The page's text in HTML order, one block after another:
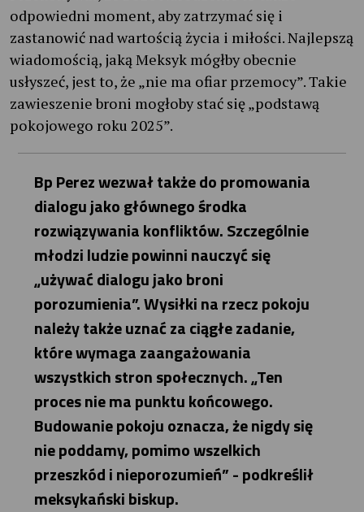
odpowiedni moment, aby zatrzymać się i
zastanowić nad wartością życia i miłości. Najlepszą
wiadomością, jaką Meksyk mógłby obecnie
usłyszeć, jest to, że „nie ma ofiar przemocy”. Takie
zawieszenie broni mogłoby stać się „podstawą
pokojowego roku 2025”.
Bp Perez wezwał także do promowania
dialogu jako głównego środka
rozwiązywania konfliktów. Szczególnie
młodzi ludzie powinni nauczyć się
„używać dialogu jako broni
porozumienia”. Wysiłki na rzecz pokoju
należy także uznać za ciągłe zadanie,
które wymaga zaangażowania
wszystkich stron społecznych. „Ten
proces nie ma punktu końcowego.
Budowanie pokoju oznacza, że nigdy się
nie poddamy, pomimo wszelkich
przeszkód i nieporozumień” - podkreślił
meksykański biskup.